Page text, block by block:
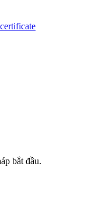
bắt đầu.